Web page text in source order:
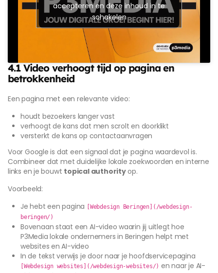
accepteren en deze inhoud in te
schakelen
4.1 Video verhoogt tijd op pagina en
betrokkenheid
Een pagina met een relevante video:
houdt bezoekers langer vast
verhoogt de kans dat men scrolt en doorklikt
versterkt de kans op contactaanvragen
Voor Google is dat een signaal dat je pagina waardevol is.
Combineer dat met duidelijke lokale zoekwoorden en interne
links en je bouwt topical authorityop.
Voorbeeld:
Je hebt een pagina
[Webdesign Beringen](/webdesign-
beringen/)
Bovenaan staat een AI-video waarin jij uitlegt hoe
P3Media lokale ondernemers in Beringen helpt met
websites en AI-video
In de tekst verwijs je door naar je hoofdservicepagina
[Webdesign websites](/webdesign-websites/) en naar je AI-